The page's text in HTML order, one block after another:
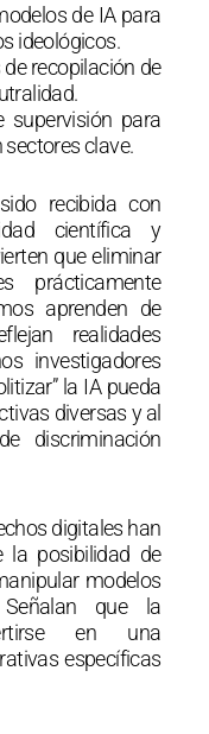
de IA para
ideológicos.
recopilación de
supervisión para
clave.
recibida con
científica y
que eliminar
prácticamente
aprenden de
realidades
investigadores
la IA pueda
diversas y al
discriminación
digitales han
la posibilidad de
modelos
que la
en una
específicas